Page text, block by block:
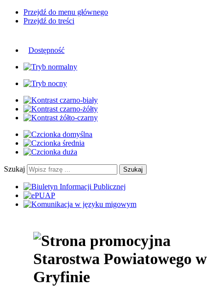
Przejdź do menu głównego
Przejdź do treści
Dostępność
Szukaj Szukaj